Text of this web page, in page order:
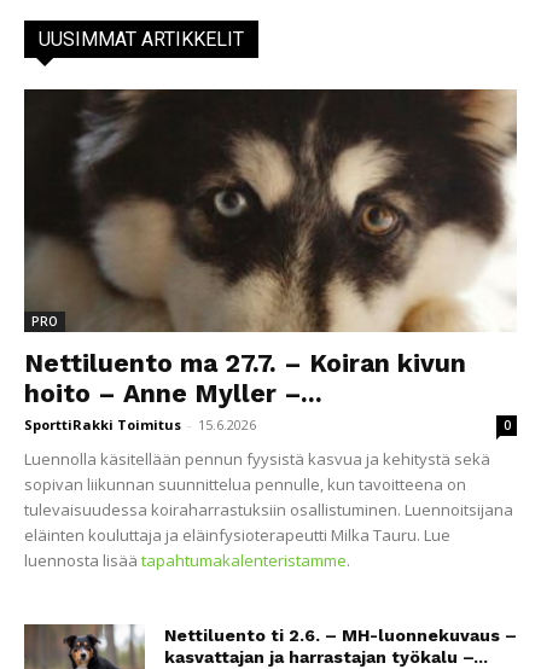
UUSIMMAT ARTIKKELIT
PRO
Nettiluento ma 27.7. – Koiran kivun
hoito – Anne Myller –...
SporttiRakki Toimitus - 15.6.2026 0
Luennolla käsitellään pennun fyysistä kasvua ja kehitystä sekä
sopivan liikunnan suunnittelua pennulle, kun tavoitteena on
tulevaisuudessa koiraharrastuksiin osallistuminen. Luennoitsijana
eläinten kouluttaja ja eläinfysioterapeutti Milka Tauru. Lue
luennosta lisää tapahtumakalenteristamme.
Nettiluento ti 2.6. – MH-luonnekuvaus –
kasvattajan ja harrastajan työkalu –...